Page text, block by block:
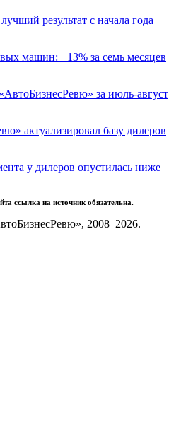
результат с начала года
машин: +13% за семь месяцев
за июль-август
актуализировал базу дилеров
у дилеров опустилась ниже
ссылка на источник обязательна.
2008–2026.